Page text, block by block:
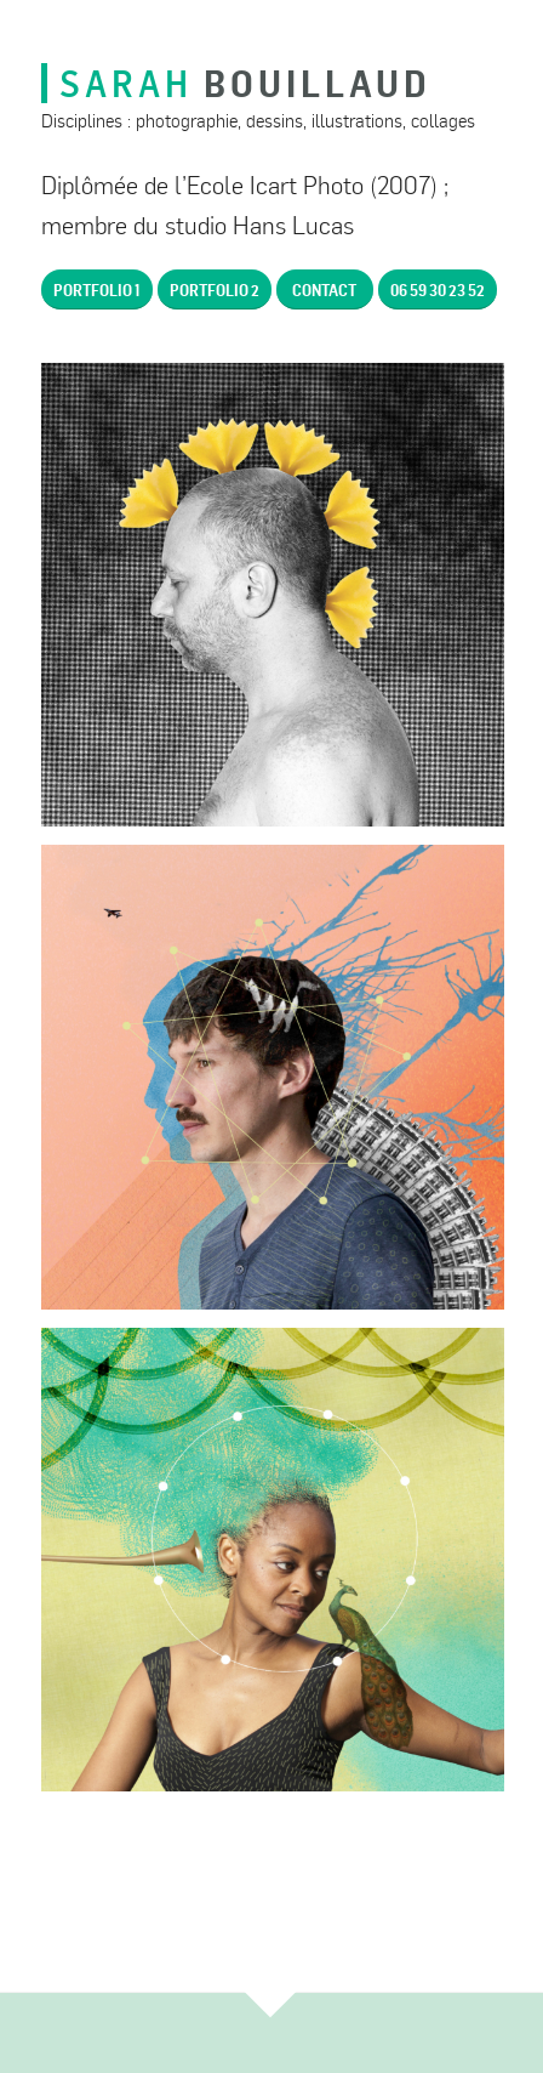
SARAH BOUILLAUD
Disciplines : photographie, dessins, illustrations, collages
Diplômée de l’Ecole Icart Photo (2007) ;
membre du studio Hans Lucas
PORTFOLIO 1 PORTFOLIO 2 CONTACT 06 59 30 23 52